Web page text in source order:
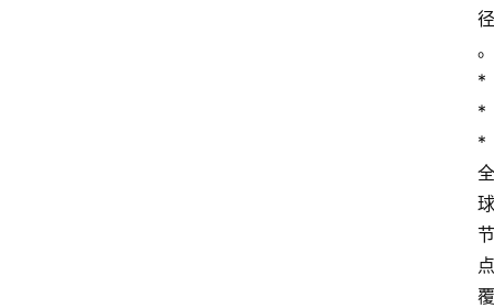
径
。
*
*
*
全
球
节
点
覆